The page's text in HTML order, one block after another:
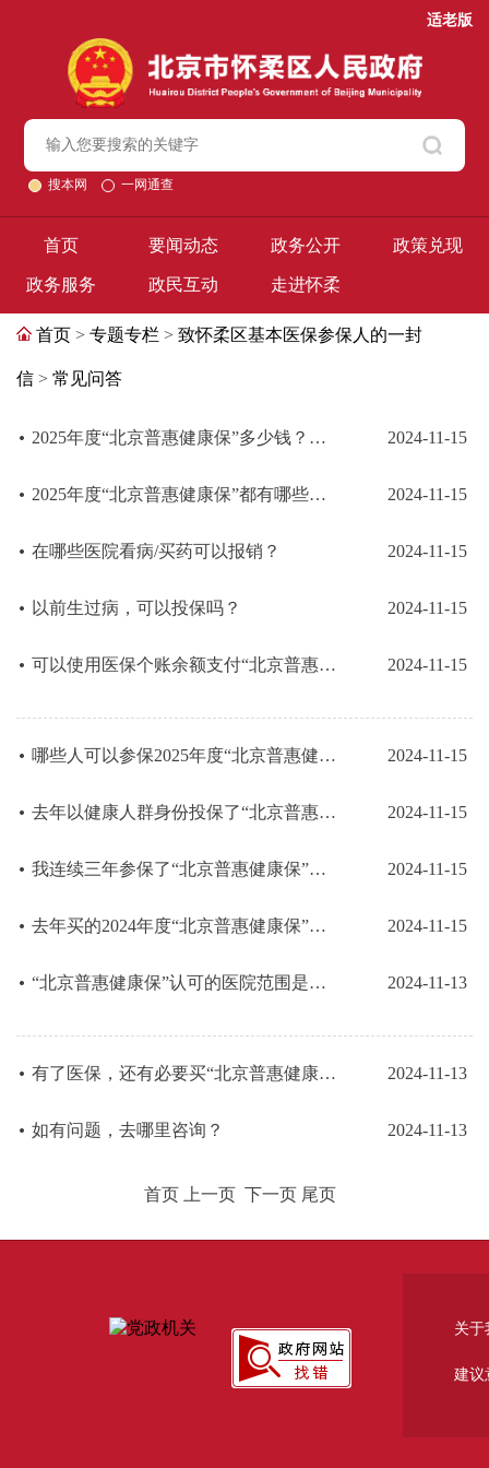
适老版
搜本网 一网通查
首页 要闻动态 政务公开 政策兑现
政务服务 政民互动 走进怀柔
首页 > 专题专栏 > 致怀柔区基本医保参保人的一封
信 > 常见问答
2025年度“北京普惠健康保”多少钱？保障期限多久？ 2024-11-15
2025年度“北京普惠健康保”都有哪些保障？ 2024-11-15
在哪些医院看病/买药可以报销？ 2024-11-15
以前生过病，可以投保吗？ 2024-11-15
可以使用医保个账余额支付“北京普惠健康保”的保费吗？ 2024-11-15
哪些人可以参保2025年度“北京普惠健康保”？ 2024-11-15
去年以健康人群身份投保了“北京普惠健康保”，中途出险了，今年连续投保... 2024-11-15
我连续三年参保了“北京普惠健康保”，今年参保有优待吗？ 2024-11-15
去年买的2024年度“北京普惠健康保”保障还没到期，今年还要参保吗？ 2024-11-15
“北京普惠健康保”认可的医院范围是什么？ 2024-11-13
有了医保，还有必要买“北京普惠健康保”吗？ 2024-11-13
如有问题，去哪里咨询？ 2024-11-13
首页 上一页 下一页 尾页
关于
建议